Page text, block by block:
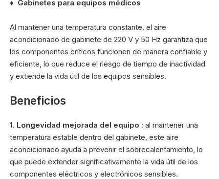
♦ Gabinetes para equipos médicos
Al mantener una temperatura constante, el aire
acondicionado de gabinete de 220 V y 50 Hz garantiza que
los componentes críticos funcionen de manera confiable y
eficiente, lo que reduce el riesgo de tiempo de inactividad
y extiende la vida útil de los equipos sensibles.
Beneficios
1. Longevidad mejorada del equipo : al mantener una
temperatura estable dentro del gabinete, este aire
acondicionado ayuda a prevenir el sobrecalentamiento, lo
que puede extender significativamente la vida útil de los
componentes eléctricos y electrónicos sensibles.